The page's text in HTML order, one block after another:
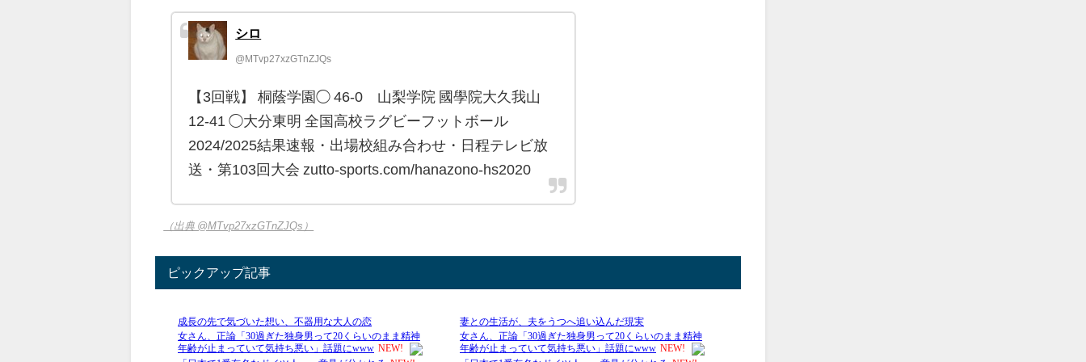
シロ
@MTvp27xzGTnZJQs
【3回戦】 桐蔭学園◯ 46-0 山梨学院 國學院大久我山
12-41 ◯大分東明 全国高校ラグビーフットボール
2024/2025結果速報・出場校組み合わせ・日程テレビ放
送・第103回大会 zutto-sports.com/hanazono-hs2020
（出典 @MTvp27xzGTnZJQs）
ピックアップ記事